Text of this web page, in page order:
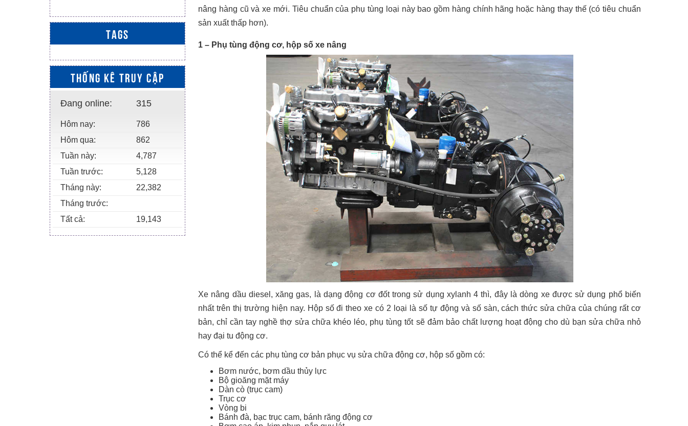
nâng hàng cũ và xe mới. Tiêu chuẩn của phụ tùng loại này bao gồm hàng chính hãng hoặc hàng thay thế (có tiêu chuẩn
sản xuất thấp hơn).
1 – Phụ tùng động cơ, hộp số xe nâng
Xe nâng dầu diesel, xăng gas, là dạng động cơ đốt trong sử dụng xylanh 4 thì, đây là dòng xe được sử dụng phổ biến
nhất trên thị trường hiện nay. Hộp số đi theo xe có 2 loại là số tự động và số sàn, cách thức sửa chữa của chúng rất cơ
bản, chỉ cần tay nghề thợ sửa chữa khéo léo, phụ tùng tốt sẽ đảm bảo chất lượng hoạt động cho dù bạn sửa chữa nhỏ
hay đại tu động cơ.
Có thể kể đến các phụ tùng cơ bản phục vụ sửa chữa động cơ, hộp số gồm có:
Bơm nước, bơm dầu thủy lực
Bộ gioăng mặt máy
Dàn cò (trục cam)
Trục cơ
Vòng bi
Bánh đà, bạc trục cam, bánh răng động cơ
TAGS
THỐNG KÊ TRUY CẬP
Đang online: 315
Hôm nay:
786
Hôm qua:
862
Tuần này:
4,787
Tuần trước:
5,128
Tháng này:
22,382
Tháng trước:
Tất cả:
19,143